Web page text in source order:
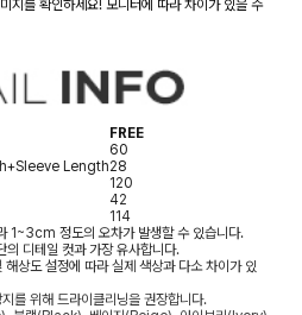
지를 확인하세요! 모니터에 따라 차이가 있을 수
FREE
60
Length28
120
42
114
1~3cm 정도의 오차가 발생할 수 있습니다.
디테일 컷과 가장 유사합니다.
상도 설정에 따라 실제 색상과 다소 차이가 있
를 위해 드라이클리닝을 권장합니다.